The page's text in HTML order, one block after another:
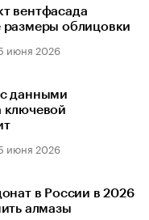
вентфасада
размеры облицовки
июня 2026
данными
ключевой
июня 2026
в России в 2026
алмазы